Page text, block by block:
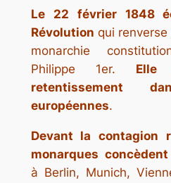
Le 22 février 1848
Révolution qui
monarchie
Philippe 1er.
retentissement
européennes.
Devant la contagion
monarques
à Berlin, Munich,